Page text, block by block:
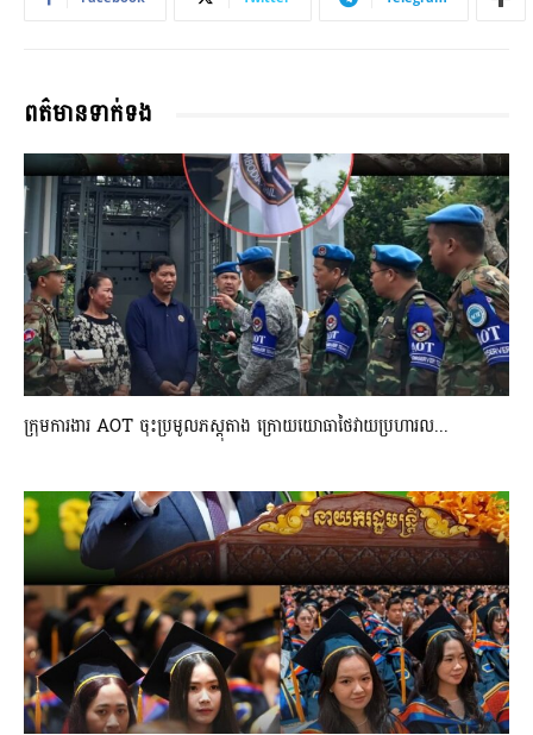
ពត៌មានទាក់ទង
ក្រុមការងារ AOT ចុះប្រមូលភស្តុតាង ក្រោយយោធាថៃវាយប្រហារល...